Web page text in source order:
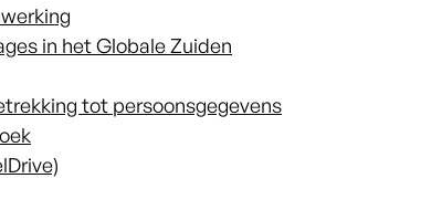
in het Globale Zuiden
tot persoonsgegevens